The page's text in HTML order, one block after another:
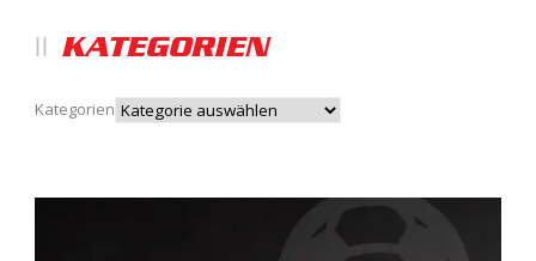
KATEGORIEN
Kategorien